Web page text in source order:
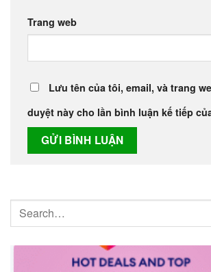
Trang web
Lưu tên của tôi, email, và trang
duyệt này cho lần bình luận kế tiếp